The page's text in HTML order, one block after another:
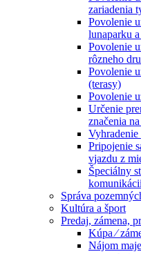
zariadenia
Povolenie
lunaparku
Povolenie
rôzneho
Povolenie
(terasy)
Povolenie
Určenie
značenia
Pripojenie
vjazdu z
Špeciálny
Správa
Kultúra a šport
Predaj, zámena,
Kúpa ⁄
Nájom